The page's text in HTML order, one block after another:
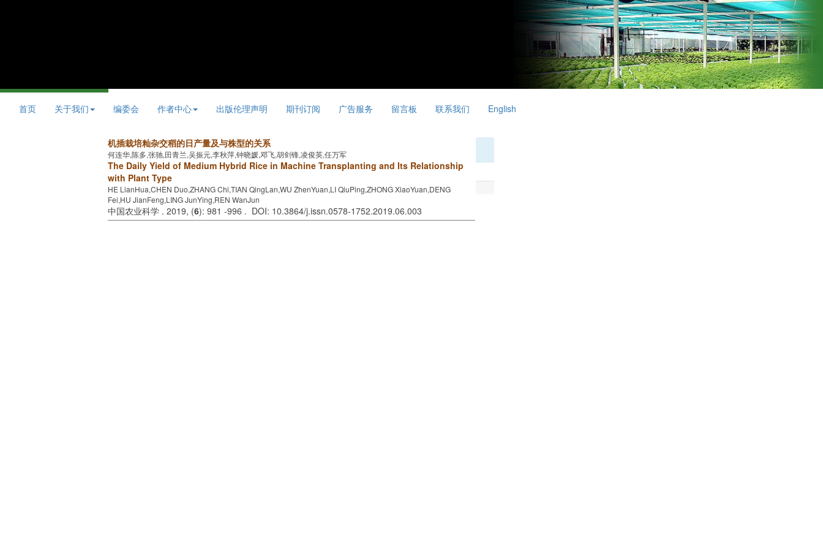
首页 关于我们 编委会 作者中心 出版伦理声明 期刊订阅 广告服务 留言板 联系我们 English
机插栽培籼杂交稻的日产量及与株型的关系
何连华,陈多,张驰,田青兰,吴振元,李秋萍,钟晓媛,邓飞,胡剑锋,凌俊英,任万军
The Daily Yield of Medium Hybrid Rice in Machine Transplanting and Its Relationship
with Plant Type
HE LianHua,CHEN Duo,ZHANG Chi,TIAN QingLan,WU ZhenYuan,LI QiuPing,ZHONG XiaoYuan,DENG
Fei,HU JianFeng,LING JunYing,REN WanJun
中国农业科学 . 2019, (6): 981 -996 . DOI: 10.3864/j.issn.0578-1752.2019.06.003